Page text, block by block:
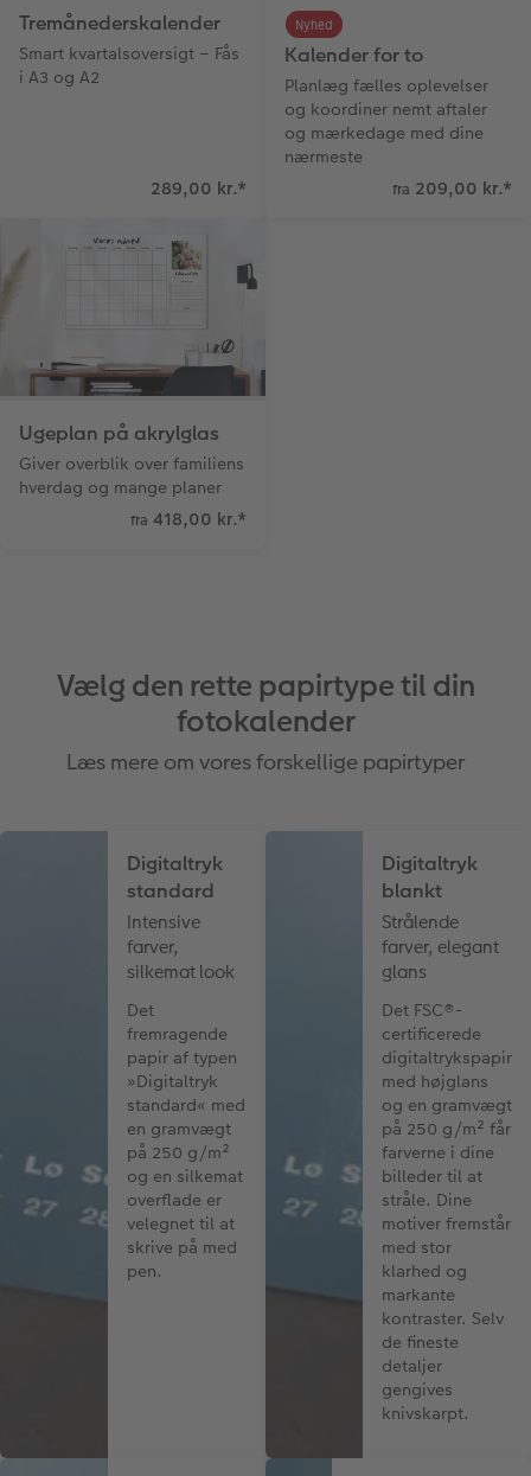
Tremånederskalender
Smart kvartalsoversigt – Fås
i A3 og A2
289,00 kr.*
Kalender for to
Planlæg fælles oplevelser
og koordiner nemt aftaler
og mærkedage med dine
nærmeste
Nyhed
fra 209,00 kr.*
Ugeplan på akrylglas
Giver overblik over familiens
hverdag og mange planer
fra 418,00 kr.*
Vælg den rette papirtype til din
fotokalender
Læs mere om vores forskellige papirtyper
Digitaltryk
standard
Intensive
farver,
silkemat look
Det
fremragende
papir af typen
»Digitaltryk
standard« med
en gramvægt
på 250 g/m²
og en silkemat
overflade er
velegnet til at
skrive på med
pen.
Digitaltryk
blankt
Strålende
farver, elegant
glans
Det FSC®-
certificerede
digitaltrykspapir
med højglans
og en gramvægt
på 250 g/m² får
farverne i dine
billeder til at
stråle. Dine
motiver fremstår
med stor
klarhed og
markante
kontraster. Selv
de fineste
detaljer
gengives
knivskarpt.